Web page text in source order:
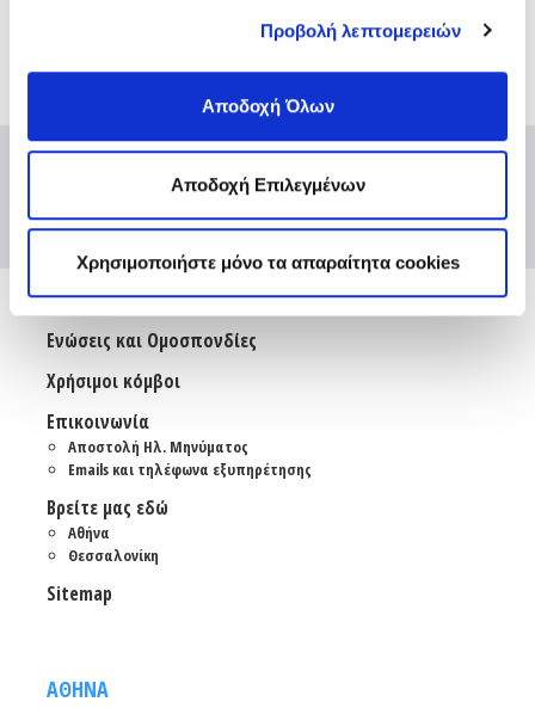
Προβολή λεπτομερειών
Αποδοχή Όλων
Αποδοχή Επιλεγμένων
Χρησιμοποιήστε μόνο τα απαραίτητα cookies
Ενώσεις και Ομοσπονδίες
Χρήσιμοι κόμβοι
Επικοινωνία
Αποστολή Ηλ. Μηνύματος
Emails και τηλέφωνα εξυπηρέτησης
Βρείτε μας εδώ
Αθήνα
Θεσσαλονίκη
Sitemap
ΑΘΗΝΑ